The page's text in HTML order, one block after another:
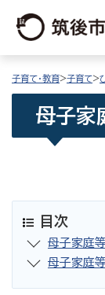
子育て・教育>子育て>
母子家
目次
母子家庭
母子家庭